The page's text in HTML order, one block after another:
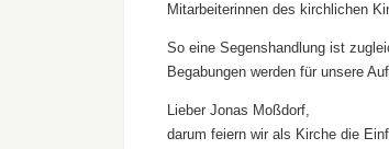
Mitarbeiterinnen des kirchlichen
So eine Segenshandlung ist
Begabungen werden für unsere
Lieber Jonas Moßdorf,
darum feiern wir als Kirche die